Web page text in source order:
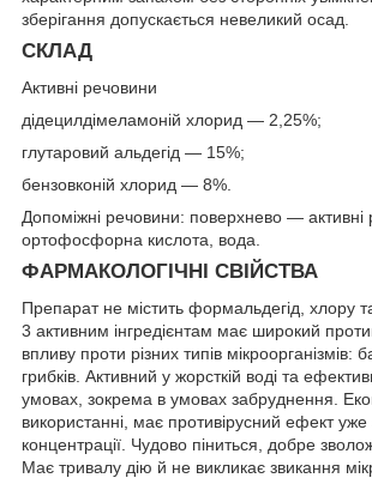
зберігання допускається невеликий осад.
СКЛАД
Активні речовини
дідецилдімеламоній хлорид — 2,25%;
глутаровий альдегід — 15%;
бензовконій хлорид — 8%.
Допоміжні речовини: поверхнево —
ортофосфорна кислота, вода.
ФАРМАКОЛОГІЧНІ СВІЙСТВА
Препарат не містить формальдегід, хлору
3 активним інгредієнтам має широкий
впливу проти різних типів мікроорганізмів:
грибків. Активний у жорсткій воді та
умовах, зокрема в умовах забруднення.
використанні, має противірусний ефект
концентрації. Чудово піниться, добре
Має тривалу дію й не викликає звикання